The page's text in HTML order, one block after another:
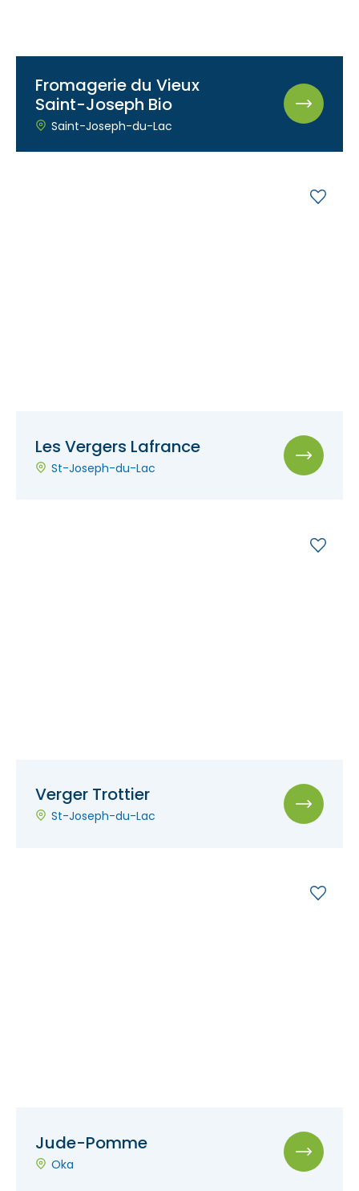
Fromagerie du Vieux
Saint-Joseph Bio
Saint-Joseph-du-Lac
Les Vergers Lafrance
St-Joseph-du-Lac
Verger Trottier
St-Joseph-du-Lac
Jude-Pomme
Oka